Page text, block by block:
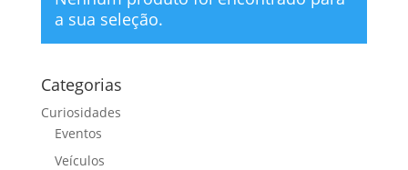
a sua seleção.
Categorias
Curiosidades
Eventos
Veículos